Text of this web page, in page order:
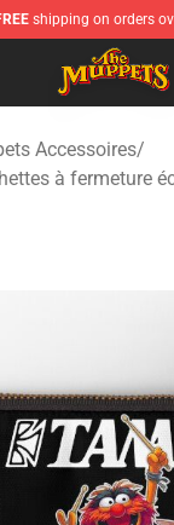
shipping on orders
Store - Official
Accessoires/
à fermeture